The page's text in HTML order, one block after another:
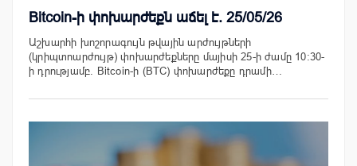
Bitcoin-ի փոխարժեքն աճել է. 25/05/26
Աշխարհի խոշորագույն թվային արժույթների
(կրիպտոարժույթ) փոխարժեքները մայիսի 25-ի ժամը 10:30-
ի դրությամբ. Bitcoin-ի (BTC) փոխարժեքը դրամի…